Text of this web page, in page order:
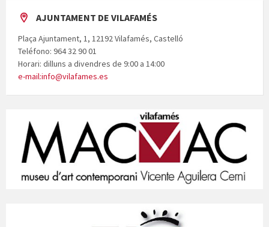
AJUNTAMENT DE VILAFAMÉS
Plaça Ajuntament, 1, 12192 Vilafamés, Castelló
Teléfono: 964 32 90 01
Horari: dilluns a divendres de 9:00 a 14:00
e-mail:info@vilafames.es